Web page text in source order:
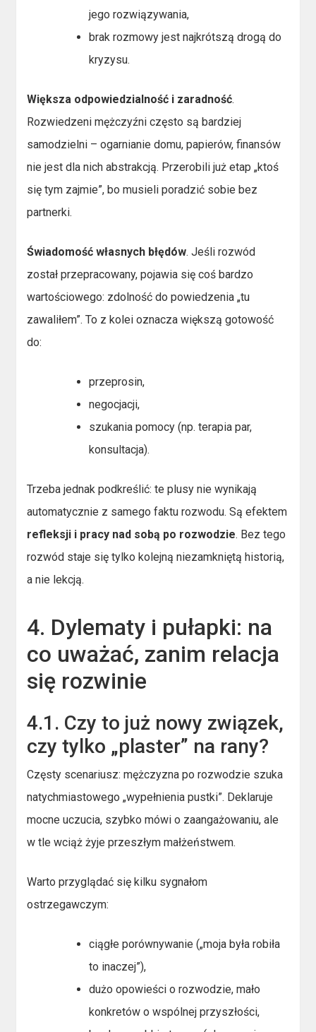
jego rozwiązywania,
brak rozmowy jest najkrótszą drogą do
kryzysu.
Większa odpowiedzialność i zaradność.
Rozwiedzeni mężczyźni często są bardziej
samodzielni – ogarnianie domu, papierów, finansów
nie jest dla nich abstrakcją. Przerobili już etap „ktoś
się tym zajmie”, bo musieli poradzić sobie bez
partnerki.
Świadomość własnych błędów. Jeśli rozwód
został przepracowany, pojawia się coś bardzo
wartościowego: zdolność do powiedzenia „tu
zawaliłem”. To z kolei oznacza większą gotowość
do:
przeprosin,
negocjacji,
szukania pomocy (np. terapia par,
konsultacja).
Trzeba jednak podkreślić: te plusy nie wynikają
automatycznie z samego faktu rozwodu. Są efektem
refleksji i pracy nad sobą po rozwodzie. Bez tego
rozwód staje się tylko kolejną niezamkniętą historią,
a nie lekcją.
4. Dylematy i pułapki: na
co uważać, zanim relacja
się rozwinie
4.1. Czy to już nowy związek,
czy tylko „plaster” na rany?
Częsty scenariusz: mężczyzna po rozwodzie szuka
natychmiastowego „wypełnienia pustki”. Deklaruje
mocne uczucia, szybko mówi o zaangażowaniu, ale
w tle wciąż żyje przeszłym małżeństwem.
Warto przyglądać się kilku sygnałom
ostrzegawczym:
ciągłe porównywanie („moja była robiła
to inaczej”),
dużo opowieści o rozwodzie, mało
konkretów o wspólnej przyszłości,